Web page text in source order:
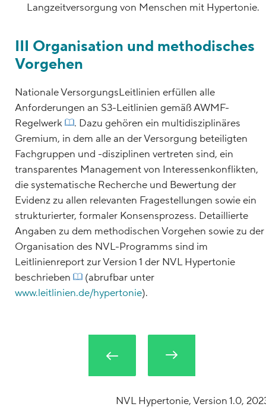
Langzeitversorgung von Menschen mit Hypertonie.
III Organisation und methodisches
Vorgehen
Nationale VersorgungsLeitlinien erfüllen alle
Anforderungen an S3-Leitlinien gemäß AWMF-
Regelwerk
. Dazu gehören ein multidisziplinäres
Gremium, in dem alle an der Versorgung beteiligten
Fachgruppen und -disziplinen vertreten sind, ein
transparentes Management von Interessenkonflikten,
die systematische Recherche und Bewertung der
Evidenz zu allen relevanten Fragestellungen sowie ein
strukturierter, formaler Konsensprozess. Detaillierte
Angaben zu dem methodischen Vorgehen sowie zu der
Organisation des NVL-Programms sind im
Leitlinienreport zur Version 1 der NVL Hypertonie
beschrieben
(abrufbar unter
www.leitlinien.de/hypertonie).
NVL Hypertonie, Version 1.0,